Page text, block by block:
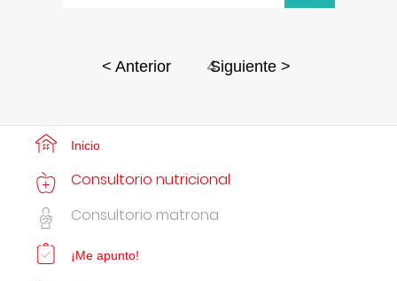
< Anterior 4
Siguiente >
Inicio
Consultorio nutricional
Consultorio matrona
¡Me apunto!